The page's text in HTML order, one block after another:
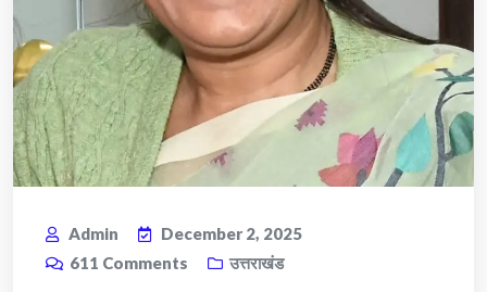
Admin
December 2, 2025
611 Comments उत्तराखंड